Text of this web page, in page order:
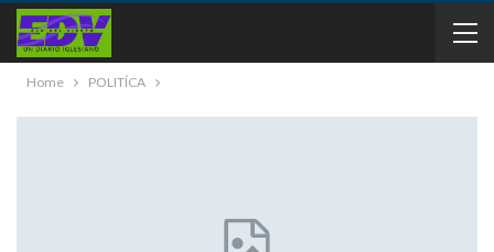
Home POLITÍCA